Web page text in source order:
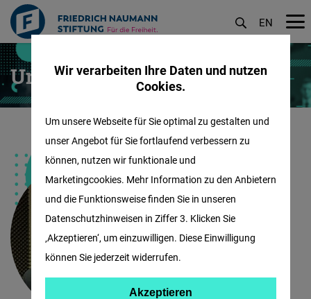
Direkt
zum
Inhalt
EN
Unser PolitikTrainer
Wir verarbeiten Ihre Daten und nutzen
Cookies.
Um unsere Webseite für Sie optimal zu gestalten und
unser Angebot für Sie fortlaufend verbessern zu
können, nutzen wir funktionale und
Marketingcookies. Mehr Information zu den Anbietern
und die Funktionsweise finden Sie in unseren
Datenschutzhinweisen in Ziffer 3. Klicken Sie
‚Akzeptieren‘, um einzuwilligen. Diese Einwilligung
können Sie jederzeit widerrufen.
Akzeptieren